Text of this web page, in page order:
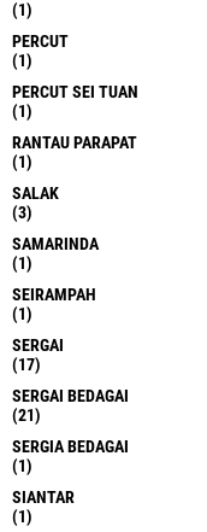
(1)
PERCUT
(1)
PERCUT SEI TUAN
(1)
RANTAU PARAPAT
(1)
SALAK
(3)
SAMARINDA
(1)
SEIRAMPAH
(1)
SERGAI
(17)
SERGAI BEDAGAI
(21)
SERGIA BEDAGAI
(1)
SIANTAR
(1)